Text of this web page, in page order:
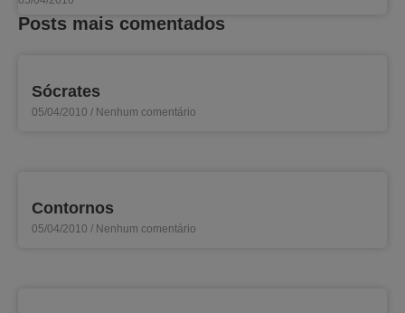
Posts mais comentados
Sócrates
05/04/2010 Nenhum comentário
Contornos
05/04/2010 Nenhum comentário